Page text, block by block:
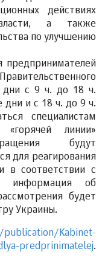
действиях
власти, а также
по улучшению
предпринимателей
дни с 9 ч. до 18 ч.
дни и с 18 ч. до 9 ч.
специалистам
«горячей линии»
будут
для реагирования
в соответствии с
информация об
будет
Украины.
Kabinet-
predprinimatelej.